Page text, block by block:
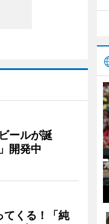
ールが誕
開発中
くる！「純